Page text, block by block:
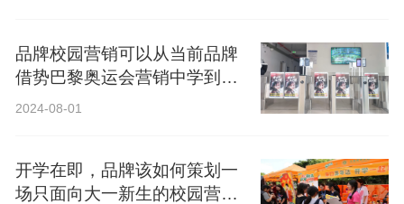
品牌校园营销可以从当前品牌
借势巴黎奥运会营销中学到什
么？
2024-08-01
开学在即，品牌该如何策划一
场只面向大一新生的校园营